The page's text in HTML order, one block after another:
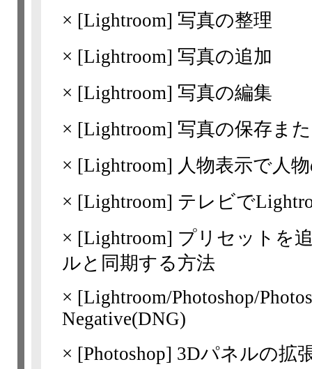
× [Lightroom] 写真の整理
× [Lightroom] 写真の追加
× [Lightroom] 写真の編集
× [Lightroom] 写真の保存ま
× [Lightroom] 人物表示で人
× [Lightroom] テレビで
× [Lightroom] プリセットを
ルと同期する方法
× [Lightroom/Photoshop/
Negative(DNG)
× [Photoshop] 3Dパネルの拡